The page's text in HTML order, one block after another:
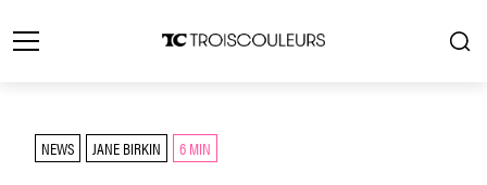
NEWS JANE BIRKIN 6 MIN